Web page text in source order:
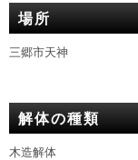
場所
三郷市天神
解体の種類
木造解体